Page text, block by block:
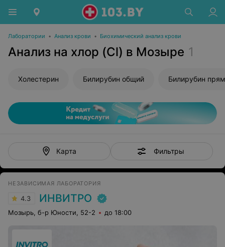
Лаборатории • Анализ крови • Биохимический анализ крови
Анализ на хлор (Cl) в Мозыре 1
Холестерин Билирубин общий Билирубин
Карта Фильтры
НЕЗАВИСИМАЯ ЛАБОРАТОРИЯ
4.3 ИНВИТРО
Мозырь, б-р Юности, 52-2 до 18:00